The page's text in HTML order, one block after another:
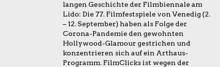
langen Geschichte der Filmbiennale am
Lido: Die 77. Filmfestspiele von Venedig (2.
– 12. September) haben als Folge der
Corona-Pandemie den gewohnten
Hollywood-Glamour gestrichen und
konzentrieren sich auf ein Arthaus-
Programm. FilmClicks ist wegen der